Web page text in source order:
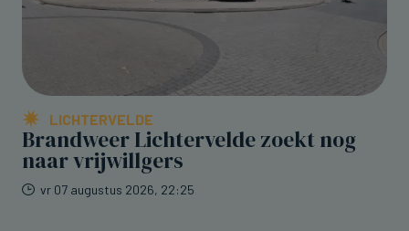
LICHTERVELDE
Brandweer Lichtervelde zoekt nog
naar vrijwillgers
vr 07 augustus 2026, 22:25